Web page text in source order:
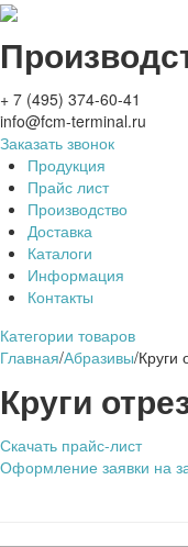
+ 7 (495) 374-60-41
info@fcm-terminal.ru
Заказать звонок
Продукция
Прайс лист
Производство
Доставка
Каталоги
Информация
Контакты
Категории товаров
Главная/Абразивы/Круги
Круги
Скачать прайс-лист
Оформление заявки на